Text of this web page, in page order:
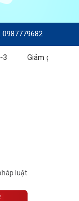
0987779682
Giảm giá lên đến 1
luật